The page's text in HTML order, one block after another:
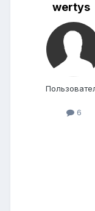
wertys
6